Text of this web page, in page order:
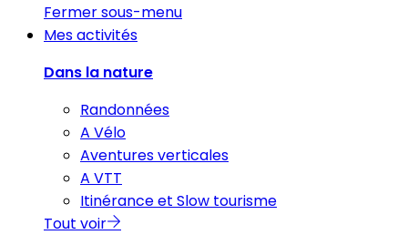
Fermer sous-menu
Mes activités
Dans la nature
Randonnées
A Vélo
Aventures verticales
A VTT
Itinérance et Slow tourisme
Tout voir